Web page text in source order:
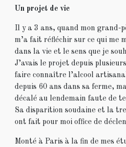
Un projet de vie
Il y a 3 ans, quand mon grand-
m’a fait réfléchir sur ce qui me
dans la vie et le sens que je
J’avais le projet depuis
faire connaître l’alcool
depuis 60 ans dans sa ferme,
décalé au lendemain faute de
Sa disparition soudaine et la
ont fait pour moi office de
Monté à Paris à la fin de mes